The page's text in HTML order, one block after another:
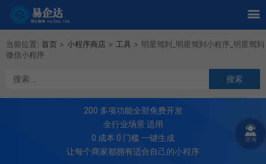
当前位置: 首页 > 小程序商店 > 工具 > 明星驾到_明星驾到小程序_明星驾到
微信小程序
200 多项功能全部免费开发
全行业场景 适用
0 成本 0 门槛 一键生成
让每个商家都拥有适合自己的小程序